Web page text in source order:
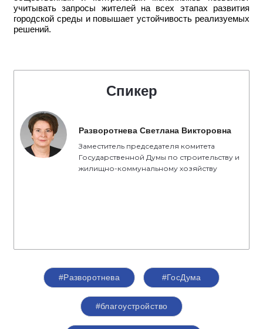
учитывать запросы жителей на всех этапах развития
городской среды и повышает устойчивость реализуемых
решений.
Спикер
Разворотнева Светлана Викторовна
Заместитель председателя комитета
Государственной Думы по строительству и
жилищно-коммунальному хозяйству
#Разворотнева #ГосДума
#благоустройство